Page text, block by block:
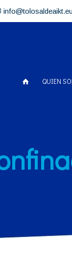
QUIEN